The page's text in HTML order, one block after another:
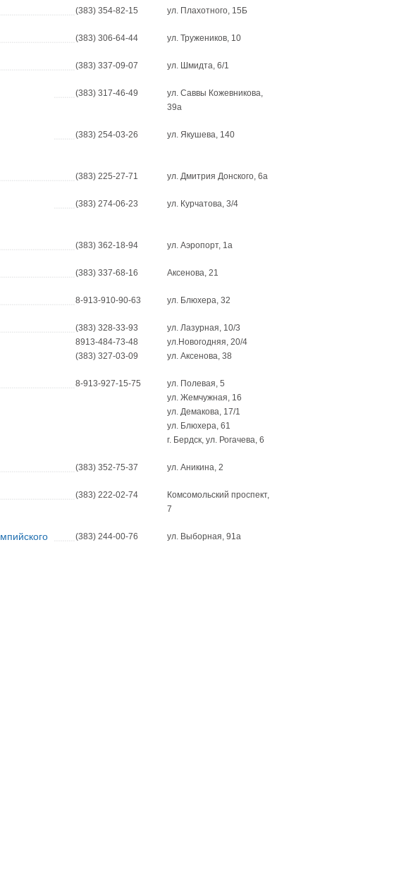
(383) 354-82-15 ул. Плахотного, 15Б
(383) 306-64-44 ул. Тружеников, 10
(383) 337-09-07 ул. Шмидта, 6/1
(383) 317-46-49
ул. Саввы Кожевникова,
39а
(383) 254-03-26 ул. Якушева, 140
(383) 225-27-71 ул. Дмитрия Донского, 6а
(383) 274-06-23 ул. Курчатова, 3/4
(383) 362-18-94 ул. Аэропорт, 1а
(383) 337-68-16 Аксенова, 21
8-913-910-90-63 ул. Блюхера, 32
(383) 328-33-93
8913-484-73-48
(383) 327-03-09
ул. Лазурная, 10/3
ул.Новогодняя, 20/4
ул. Аксенова, 38
8-913-927-15-75
ул. Полевая, 5
ул. Жемчужная, 16
ул. Демакова, 17/1
ул. Блюхера, 61
г. Бердск, ул. Рогачева, 6
(383) 352-75-37 ул. Аникина, 2
(383) 222-02-74
Комсомольский проспект,
7
(383) 244-00-76 ул. Выборная, 91а